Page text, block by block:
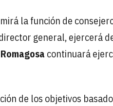
la función de
general, ejercerá
continuará
de los objetivos